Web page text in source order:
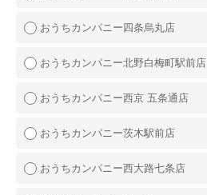
おうちカンパニー四条烏丸店
おうちカンパニー北野白梅町駅前店
おうちカンパニー西京 五条通店
おうちカンパニー茨木駅前店
おうちカンパニー西大路七条店